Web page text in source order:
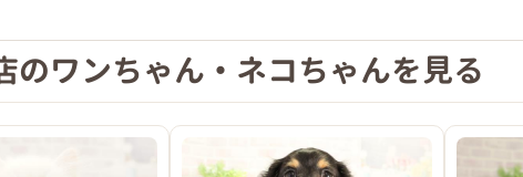
きがかわいく、ご飯をいっぱい食べるいい子です！
のワンちゃん・ネコちゃんを見る